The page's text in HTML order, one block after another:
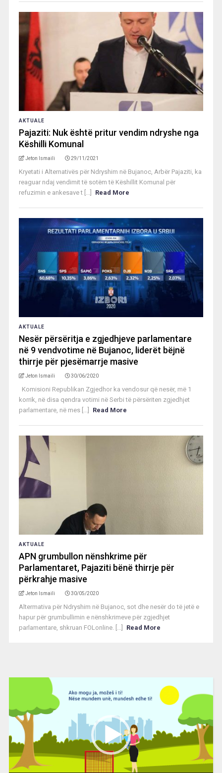
AKTUALE
Pajaziti: Nuk është pritur vendim ndryshe nga
Këshilli Komunal
Jeton Ismaili 29/11/2021
Kryetati i Alternativës për Ndryshim në Bujanoc, Arbër Pajaziti, ka
reaguar ndaj vendimit të sotëm të Këshillit Komunal për
refuzimin e ankesave t [...]
Read More
AKTUALE
Nesër përsëritja e zgjedhjeve parlamentare
në 9 vendvotime në Bujanoc, liderët bëjnë
thirrje për pjesëmarrje masive
Jeton Ismaili 30/06/2020
Komisioni Republikan Zgjedhor ka vendosur që nesër, më 1
korrik, në disa qendra votimi në Serbi të përsëriten zgjedhjet
parlamentare, në mes [...]
Read More
AKTUALE
APN grumbullon nënshkrime për
Parlamentaret, Pajaziti bënë thirrje për
përkrahje masive
Jeton Ismaili 30/05/2020
Altermativa për Ndryshim në Bujanoc, sot dhe nesër do të jetë e
hapur për grumbullimin e nënshkrimeve për zgjedhjet
parlamentare, shkruan FOLonline. [...]
Read More